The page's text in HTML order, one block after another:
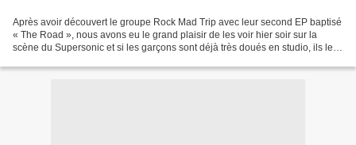
Après avoir découvert le groupe Rock Mad Trip avec leur second EP baptisé
« The Road », nous avons eu le grand plaisir de les voir hier soir sur la
scène du Supersonic et si les garçons sont déjà très doués en studio, ils le